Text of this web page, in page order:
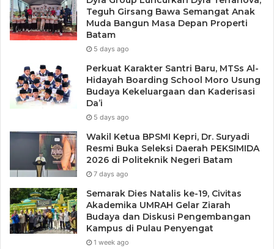
mendatang dilaksanakan dengan sejumlah metode yang
bervariasi meliputi pemberitan materi dan diskusi seputar
konsep praktek matematis dalam masyarakat atau
matematika dalam kearifan lokal melalui kajian
etnomatematika, sharing session hasil penelitian terhadap
sejumlah objek kebudayaan masyarakat maritim memuat
unsur matematika didalamnya, demonstrasi, dan project-
Dalam kegiatan tersebut, tim PKM menghadirkan
perangkap ikan bubu dari daerah Kijang, Kabupaten
Bintan. Melalui sesi kegiatan, peserta mendapatkan
informasi mengenai aktifitas matematika dan konsep
matematika yang termuat dalam proses pembuatan bubu
di Kijang.
Teguh Girsang Bawa Semangat Anak
Muda Bangun Masa Depan Properti
Batam
5 days ago
Perkuat Karakter Santri Baru, MTSs Al-
Hidayah Boarding School Moro Usung
Budaya Kekeluargaan dan Kaderisasi
Da’i
5 days ago
Wakil Ketua BPSMI Kepri, Dr. Suryadi
Resmi Buka Seleksi Daerah PEKSIMIDA
2026 di Politeknik Negeri Batam
7 days ago
Semarak Dies Natalis ke-19, Civitas
Akademika UMRAH Gelar Ziarah
Budaya dan Diskusi Pengembangan
Kampus di Pulau Penyengat
1 week ago